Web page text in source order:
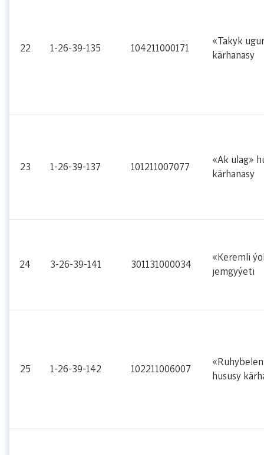
22 1-26-39-135 104211000171
«Takyk
kärhanasy
23 1-26-39-137 101211007077
«Ak ulag»
kärhanasy
24 3-26-39-141 301131000034
«Keremli
jemgyýeti
25 1-26-39-142 102211006007
hususy